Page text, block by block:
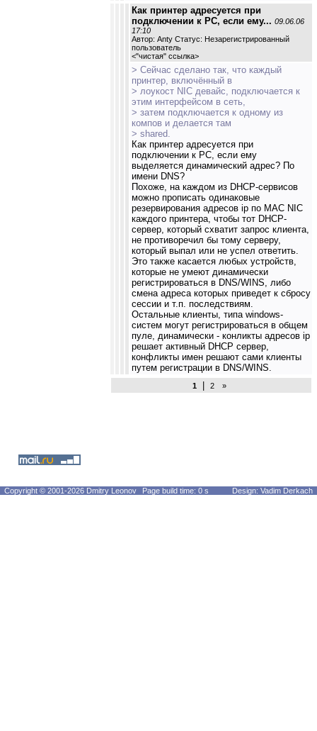
Как принтер адресуется при
подключении к РС, если ему... 09.06.06
17:10
Автор: Anty Статус: Незарегистрированный
пользователь
<"чистая" ссылка>
> Сейчас сделано так, что каждый
принтер, включённый в
> лоукост NIC девайс, подключается к
этим интерфейсом в сеть,
> затем подключается к одному из
компов и делается там
> shared.
Как принтер адресуется при
подключении к РС, если ему
выделяется динамический адрес? По
имени DNS?
Похоже, на каждом из DHCP-сервисов
можно прописать одинаковые
резервирования адресов ip по MAC NIC
каждого принтера, чтобы тот DHCP-
сервер, который схватит запрос клиента,
не противоречил бы тому серверу,
который выпал или не успел ответить.
Это также касается любых устройств,
которые не умеют динамически
регистрироваться в DNS/WINS, либо
смена адреса которых приведет к сбросу
сессии и т.п. последствиям.
Остальные клиенты, типа windows-
систем могут регистрироваться в общем
пуле, динамически - конликты адресов ip
решает активный DHCP сервер,
конфликты имен решают сами клиенты
путем регистрации в DNS/WINS.
1| 2 »
Copyright © 2001-2026 Dmitry Leonov Page build time: 0 s Design: Vadim Derkach